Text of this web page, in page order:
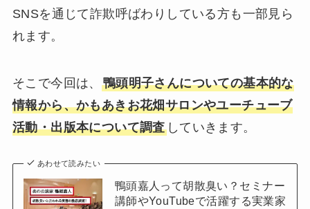
SNSを通じて詐欺呼ばわりしている方も一部見ら
れます。
そこで今回は、 鴨頭明子さんについての基本的な
情報から、かもあきお花畑サロンやユーチューブ
活動・出版本について調査していきます。
あわせて読みたい
鴨頭嘉人って胡散臭い？セミナー
講師やYouTubeで活躍する実業家